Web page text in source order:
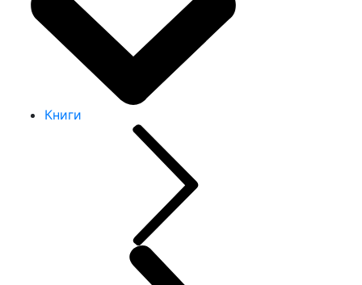
Книги